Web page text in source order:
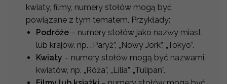
kwiaty, filmy, numery stołów mogą być
powiązane z tym tematem. Przykłady:
Podróże – numery stołów jako nazwy miast
lub krajów, np. „Paryż”, „Nowy Jork”, „Tokyo”.
Kwiaty – numery stołów mogą być nazwami
kwiatów, np. „Róża”, „Lilia”, „Tulipan”.